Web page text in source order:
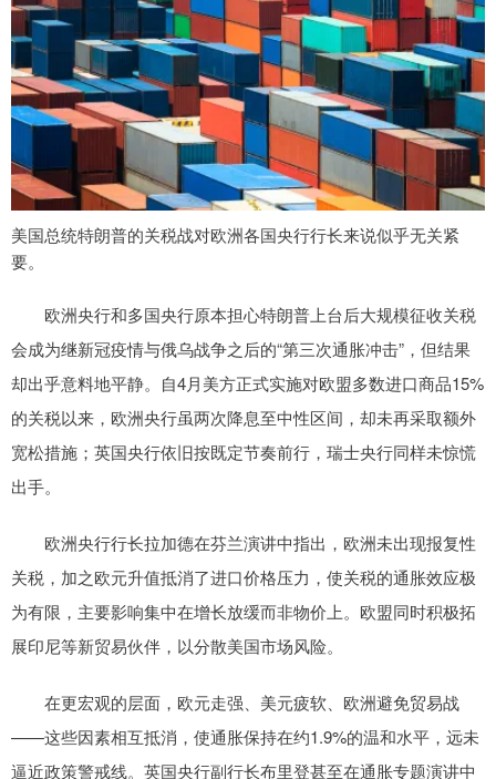
美国总统特朗普的关税战对欧洲各国央行行长来说似乎无关紧
要。
欧洲央行和多国央行原本担心特朗普上台后大规模征收关税
会成为继新冠疫情与俄乌战争之后的“第三次通胀冲击”，但结果
却出乎意料地平静。自4月美方正式实施对欧盟多数进口商品15%
的关税以来，欧洲央行虽两次降息至中性区间，却未再采取额外
宽松措施；英国央行依旧按既定节奏前行，瑞士央行同样未惊慌
出手。
欧洲央行行长拉加德在芬兰演讲中指出，欧洲未出现报复性
关税，加之欧元升值抵消了进口价格压力，使关税的通胀效应极
为有限，主要影响集中在增长放缓而非物价上。欧盟同时积极拓
展印尼等新贸易伙伴，以分散美国市场风险。
在更宏观的层面，欧元走强、美元疲软、欧洲避免贸易战
——这些因素相互抵消，使通胀保持在约1.9%的温和水平，远未
逼近政策警戒线。英国央行副行长布里登甚至在通胀专题演讲中